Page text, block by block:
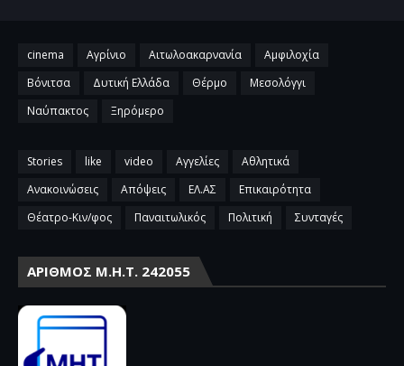
cinema Αγρίνιο Αιτωλοακαρνανία
Αμφιλοχία
Βόνιτσα
Δυτική Ελλάδα Θέρμο
Μεσολόγγι
Ναύπακτος
Ξηρόμερο
Stories like video Αγγελίες
Αθλητικά
Ανακοινώσεις
Απόψεις ΕΛ.ΑΣ
Επικαιρότητα
Θέατρο-Κιν/φος
Παναιτωλικός Πολιτική Συνταγές
ΑΡΙΘΜΌΣ Μ.Η.Τ. 242055